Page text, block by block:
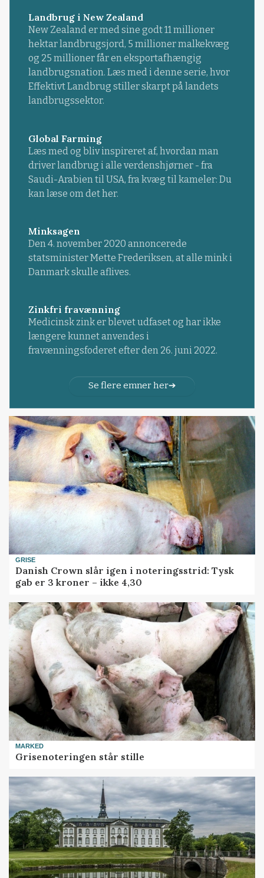
Landbrug i New Zealand
New Zealand er med sine godt 11 millioner
hektar landbrugsjord, 5 millioner malkekvæg
og 25 millioner får en eksportafhængig
landbrugsnation. Læs med i denne serie, hvor
Effektivt Landbrug stiller skarpt på landets
landbrugssektor.
Global Farming
Læs med og bliv inspireret af, hvordan man
driver landbrug i alle verdenshjørner - fra
Saudi-Arabien til USA, fra kvæg til kameler: Du
kan læse om det her.
Minksagen
Den 4. november 2020 annoncerede
statsminister Mette Frederiksen, at alle mink i
Danmark skulle aflives.
Zinkfri fravænning
Medicinsk zink er blevet udfaset og har ikke
længere kunnet anvendes i
fravænningsfoderet efter den 26. juni 2022.
Se flere emner her
GRISE
Danish Crown slår igen i noteringsstrid: Tysk
gab er 3 kroner – ikke 4,30
MARKED
Grisenoteringen står stille